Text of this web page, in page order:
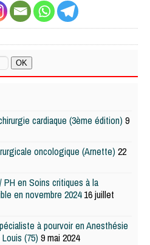
cardiaque (3ème édition) 9
oncologique (Arnette) 22
en Soins critiques à la
en novembre 2024 16 juillet
à pourvoir en Anesthésie
(75) 9 mai 2024